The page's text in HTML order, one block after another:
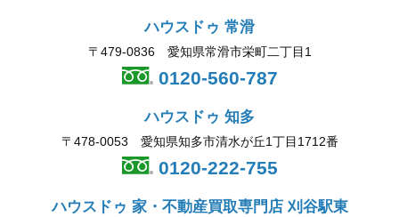
ハウスドゥ 常滑
〒479-0836 愛知県常滑市栄町二丁目1
0120-560-787
ハウスドゥ 知多
〒478-0053 愛知県知多市清水が丘1丁目1712番
0120-222-755
ハウスドゥ 家・不動産買取専門店 刈谷駅東